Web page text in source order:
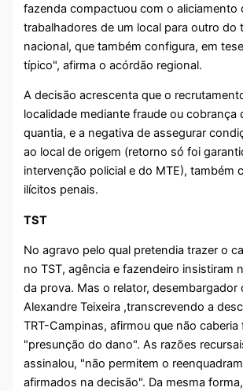
fazenda compactuou com o aliciamento
trabalhadores de um local para outro do
nacional, que também configura, em
típico", afirma o acórdão regional.
A decisão acrescenta que o
localidade mediante fraude ou cobrança
quantia, e a negativa de assegurar
ao local de origem (retorno só foi
intervenção policial e do MTE), também
ilícitos penais.
TST
No agravo pelo qual pretendia trazer o
no TST, agência e fazendeiro insistiram
da prova. Mas o relator, desembargador
Alexandre Teixeira ,transcrevendo a
TRT-Campinas, afirmou que não caberia
"presunção do dano". As razões
assinalou, "não permitem o
afirmados na decisão". Da mesma